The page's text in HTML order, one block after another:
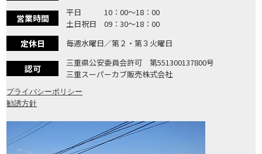
営業時間
平日 10：00〜18：00
土日祝日 09：30〜18：00
定休日 毎週水曜日／第２・第３火曜日
認可
三重県公安委員会許可 第551300137800号
三重スーパーカブ販売株式会社
プライバシーポリシー
勧誘方針